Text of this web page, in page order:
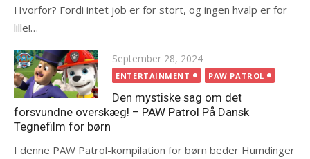
Hvorfor? Fordi intet job er for stort, og ingen hvalp er for
lille!…
Posted
on
September 28, 2024
ENTERTAINMENT PAW PATROL
Den mystiske sag om det
forsvundne overskæg! – PAW Patrol På Dansk
Tegnefilm for børn
I denne PAW Patrol-kompilation for børn beder Humdinger